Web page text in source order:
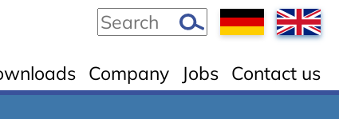
Company Jobs Contact us